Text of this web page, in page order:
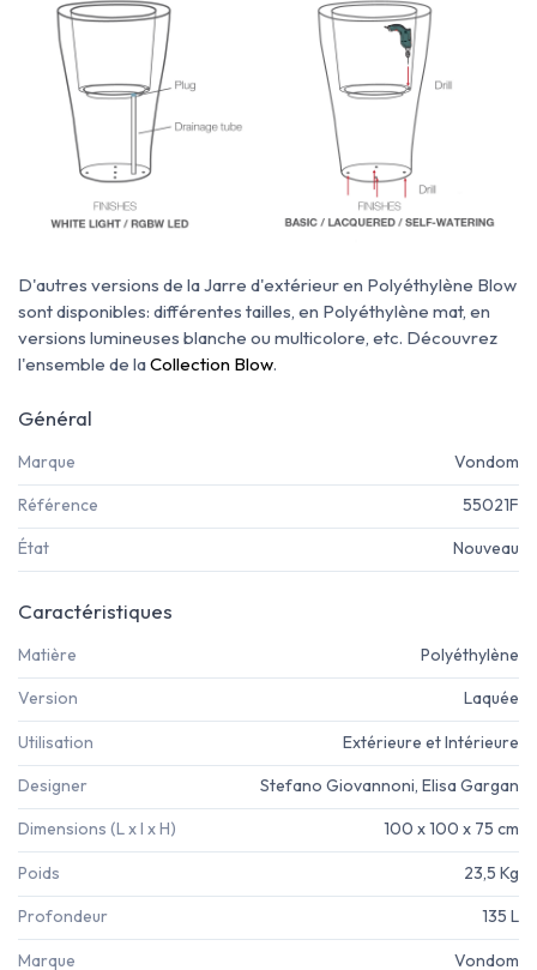
D'autres versions de la Jarre d'extérieur en Polyéthylène Blow
sont disponibles: différentes tailles, en Polyéthylène mat, en
versions lumineuses blanche ou multicolore, etc. Découvrez
l'ensemble de laCollection Blow.
Général
Marque Vondom
Référence 55021F
État Nouveau
Caractéristiques
Matière Polyéthylène
Version Laquée
Utilisation Extérieure et Intérieure
Designer Stefano Giovannoni, Elisa Gargan
Dimensions (L x l x H) 100 x 100 x 75 cm
Poids 23,5 Kg
Profondeur 135 L
Marque Vondom